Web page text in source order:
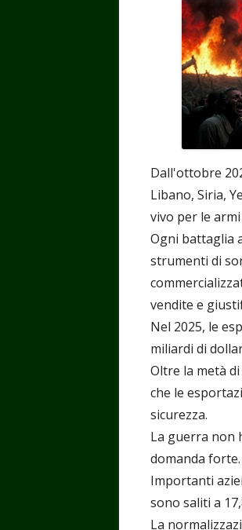
Dall'ottobre
Libano, Siria,
vivo per le
Ogni battaglia
strumenti di
vendite e
Nel 2025, le
miliardi di
Oltre la metà
che le
sicurezza.
La guerra non
domanda forte.
Importanti
sono saliti a
La